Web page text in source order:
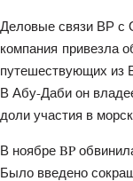
Деловые связи ВР с
компания привезла
путешествующих из
В Абу-Даби он
доли участия в
В ноябре BP
Было введено